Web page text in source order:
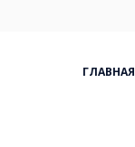
ГЛАВНАЯ